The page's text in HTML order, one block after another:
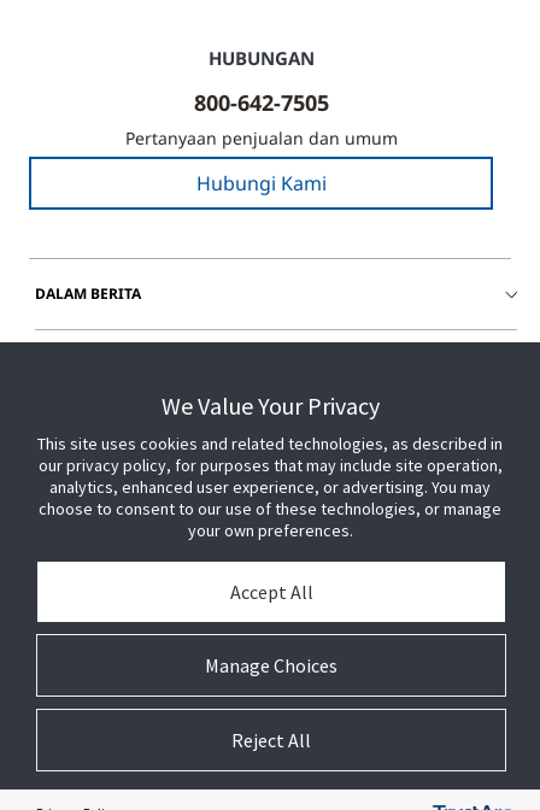
HUBUNGAN
800-642-7505
Pertanyaan penjualan dan umum
Hubungi Kami
DALAM BERITA
We Value Your Privacy
This site uses cookies and related technologies, as described in
our privacy policy, for purposes that may include site operation,
analytics, enhanced user experience, or advertising. You may
choose to consent to our use of these technologies, or manage
your own preferences.
Manage Choices
Accept All
Reject All
Cookie Preferences